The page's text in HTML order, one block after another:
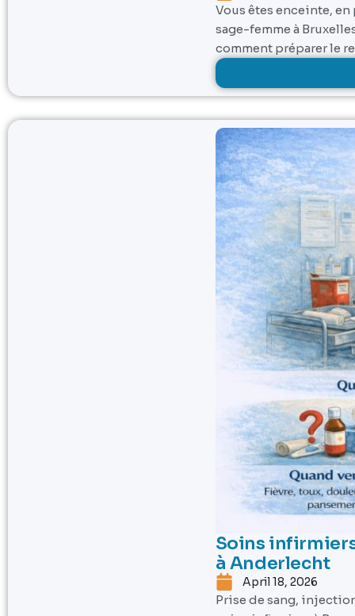
Vous êtes enceinte,
sage-femme à
comment préparer le
Soins
à Anderlecht
April 18, 2026
Prise de sang,